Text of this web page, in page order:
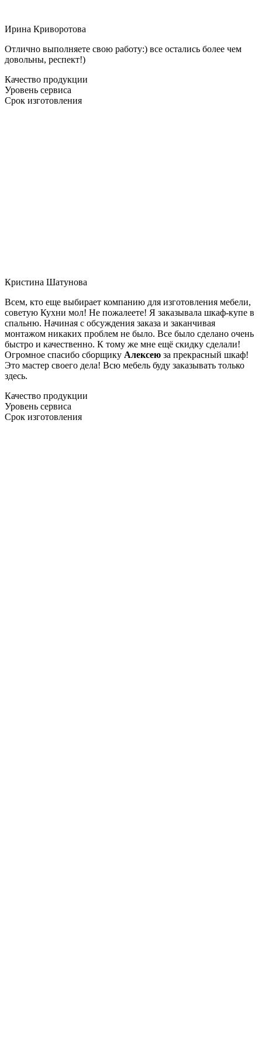
Ирина Криворотова
Отлично выполняете свою работу:) все остались более чем
довольны, респект!)
Качество продукции
Уровень сервиса
Срок изготовления
Кристина Шатунова
Всем, кто еще выбирает компанию для изготовления мебели,
советую Кухни мол! Не пожалеете! Я заказывала шкаф-купе в
спальню. Начиная с обсуждения заказа и заканчивая
монтажом никаких проблем не было. Все было сделано очень
быстро и качественно. К тому же мне ещё скидку сделали!
Огромное спасибо сборщику Алексею за прекрасный шкаф!
Это мастер своего дела! Всю мебель буду заказывать только
здесь.
Качество продукции
Уровень сервиса
Срок изготовления